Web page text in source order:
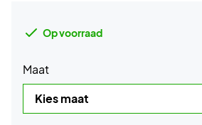
Op voorraad
Maat